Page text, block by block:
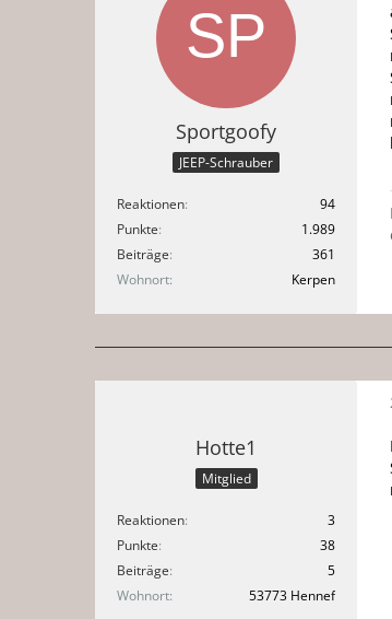
Sportgoofy
JEEP-Schrauber
Reaktionen
94
Punkte
1.989
Beiträge
361
Wohnort
Kerpen
Hotte1
Mitglied
Reaktionen
3
Punkte
38
Beiträge
5
Wohnort
53773 Hennef